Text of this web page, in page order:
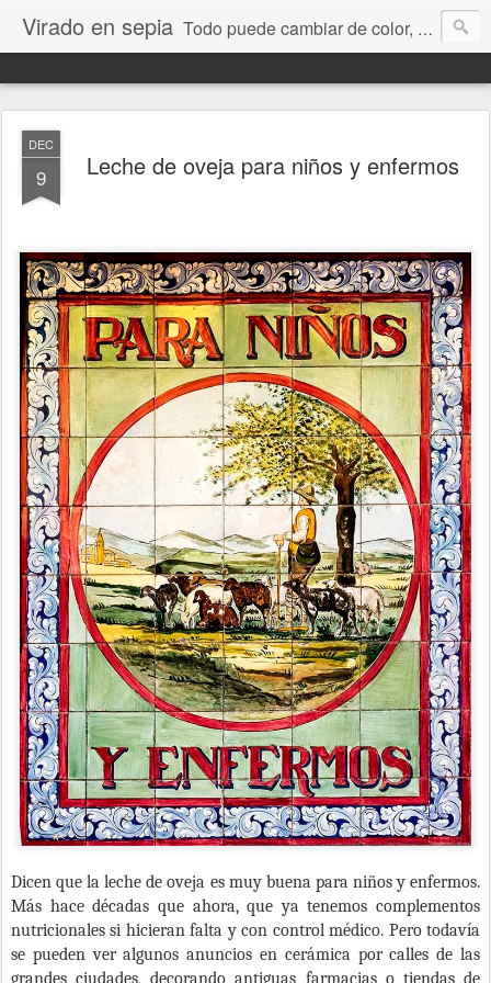
Virado en sepia Todo puede cambiar de color, depende de nosotros y de nuestra capacidad para aprender a mirar. Hablamos de sociedad, economía, empresa, política, RRHH, formación. De Historia reciente, de educación y de temas sociales.
DEC
9 Leche de oveja para niños y enfermos
Dicen que la leche de oveja es muy buena para niños y enfermos.
Más hace décadas que ahora, que ya tenemos complementos
nutricionales si hicieran falta y con control médico. Pero todavía
se pueden ver algunos anuncios en cerámica por calles de las
grandes ciudades, decorando antiguas farmacias o tiendas de